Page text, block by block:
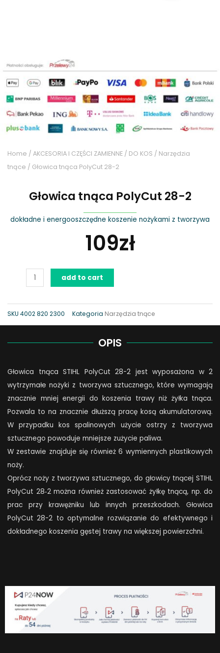
Home / AKCESORIA I CZĘŚCI ZAMIENNE / DO KOS / Narzędzia
tnące / Głowica tnąca PolyCut 28-2
Głowica tnąca PolyCut 28-2
dokładne i energooszczędne koszenie nożykami z tworzywa
109zł
Głowica
28-
add to cart
SKU 4002 820 2300 Kategoria Narzędzia tnące
OPIS
Głowica tnąca STIHL PolyCut 28-2 jest wyposażona w 2
wytrzymałe nożyki z tworzywa sztucznego, które wymagają
znacznie mniej energii do koszenia trawy niż żyłka tnąca.
Pozwala to na znacznie dłuższą pracę kosą akumulatorową.
W przypadku kos spalinowych użycie ostrzy z tworzywa
sztucznego powoduje mniejsze zużycie paliwa.
W zestawie znajduje się również 6 wymiennych plastikowych
noży.
Oprócz noży z tworzywa sztucznego, do głowicy tnącej STIHL
PolyCut 28‑2 można również zastosować żyłkę tnącą, np. do
prac przy krawężniku lub innych przeszkodach. Głowica
PolyCut 28-2 to optymalne rozwiązanie do efektywnego i
dokładnego koszenia gęstej trawy na większej powierzchni.